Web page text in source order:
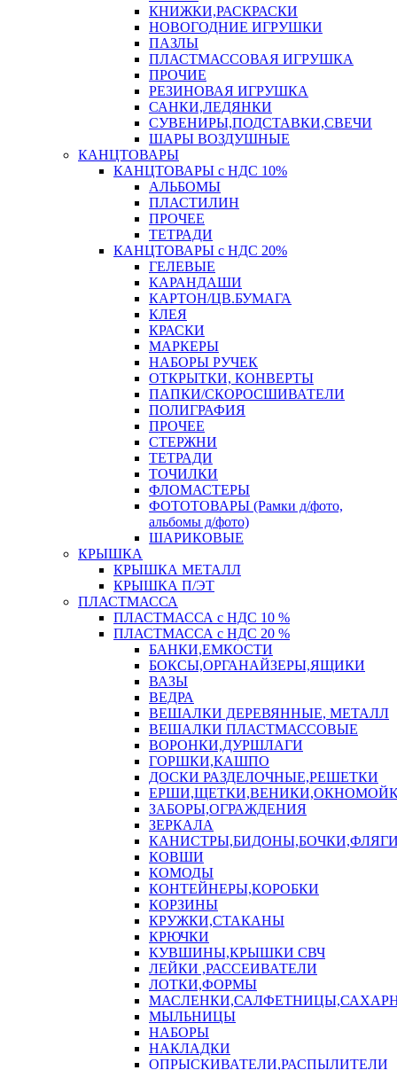
КНИЖКИ,РАСКРАСКИ
НОВОГОДНИЕ ИГРУШКИ
ПАЗЛЫ
ПЛАСТМАССОВАЯ ИГРУШКА
ПРОЧИЕ
РЕЗИНОВАЯ ИГРУШКА
САНКИ,ЛЕДЯНКИ
СУВЕНИРЫ,ПОДСТАВКИ,СВЕЧИ
ШАРЫ ВОЗДУШНЫЕ
КАНЦТОВАРЫ
КАНЦТОВАРЫ с НДС 10%
АЛЬБОМЫ
ПЛАСТИЛИН
ПРОЧЕЕ
ТЕТРАДИ
КАНЦТОВАРЫ с НДС 20%
ГЕЛЕВЫЕ
КАРАНДАШИ
КАРТОН/ЦВ.БУМАГА
КЛЕЯ
КРАСКИ
МАРКЕРЫ
НАБОРЫ РУЧЕК
ОТКРЫТКИ, КОНВЕРТЫ
ПАПКИ/СКОРОСШИВАТЕЛИ
ПОЛИГРАФИЯ
ПРОЧЕЕ
СТЕРЖНИ
ТЕТРАДИ
ТОЧИЛКИ
ФЛОМАСТЕРЫ
ФОТОТОВАРЫ (Рамки д/фото,
альбомы д/фото)
ШАРИКОВЫЕ
КРЫШКА
КРЫШКА МЕТАЛЛ
КРЫШКА П/ЭТ
ПЛАСТМАССА
ПЛАСТМАССА с НДС 10 %
ПЛАСТМАССА с НДС 20 %
БАНКИ,ЕМКОСТИ
БОКСЫ,ОРГАНАЙЗЕРЫ,ЯЩИКИ
ВАЗЫ
ВЕДРА
ВЕШАЛКИ ДЕРЕВЯННЫЕ, МЕТАЛЛ
ВЕШАЛКИ ПЛАСТМАССОВЫЕ
ВОРОНКИ,ДУРШЛАГИ
ГОРШКИ,КАШПО
ДОСКИ РАЗДЕЛОЧНЫЕ,РЕШЕТКИ
ЗАБОРЫ,ОГРАЖДЕНИЯ
ЗЕРКАЛА
КОВШИ
КОМОДЫ
КОНТЕЙНЕРЫ,КОРОБКИ
КОРЗИНЫ
КРУЖКИ,СТАКАНЫ
КРЮЧКИ
КУВШИНЫ,КРЫШКИ СВЧ
ЛЕЙКИ ,РАССЕИВАТЕЛИ
ЛОТКИ,ФОРМЫ
МЫЛЬНИЦЫ
НАБОРЫ
НАКЛАДКИ
ОПРЫСКИВАТЕЛИ,РАСПЫЛИТЕЛИ